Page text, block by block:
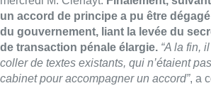
un accord de principe a pu être
du gouvernement, liant la levée du
de transaction pénale élargie. “A la fin,
coller de textes existants, qui n’étaient
cabinet pour accompagner un accord”, a